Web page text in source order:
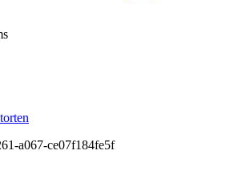
a067-ce07f184fe5f